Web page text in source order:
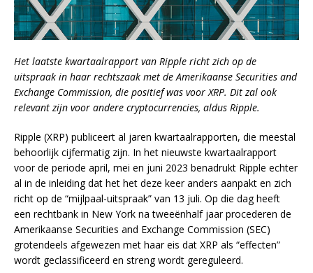
Het laatste kwartaalrapport van Ripple richt zich op de
uitspraak in haar rechtszaak met de Amerikaanse Securities and
Exchange Commission, die positief was voor XRP. Dit zal ook
relevant zijn voor andere cryptocurrencies, aldus Ripple.
Ripple (XRP) publiceert al jaren kwartaalrapporten, die meestal
behoorlijk cijfermatig zijn. In het nieuwste kwartaalrapport
voor de periode april, mei en juni 2023 benadrukt Ripple echter
al in de inleiding dat het het deze keer anders aanpakt en zich
richt op de “mijlpaal-uitspraak” van 13 juli. Op die dag heeft
een rechtbank in New York na tweeënhalf jaar procederen de
Amerikaanse Securities and Exchange Commission (SEC)
grotendeels afgewezen met haar eis dat XRP als “effecten”
wordt geclassificeerd en streng wordt gereguleerd.